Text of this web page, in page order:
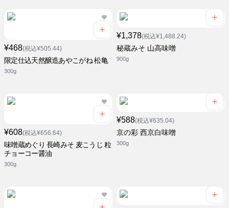
¥468(税込¥505.44)
限定仕込天然醸造あやこがね 松亀
300g
¥1,378(税込¥1,488.24)
秘蔵みそ 山高味噌
900g
¥608(税込¥656.64)
味噌蔵めぐり 長崎みそ 麦こうじ 粒
チョーコー醤油
300g
¥588(税込¥635.04)
京の彩 西京白味噌
300g